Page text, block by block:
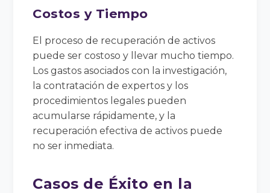
Costos y Tiempo
El proceso de recuperación de activos
puede ser costoso y llevar mucho tiempo.
Los gastos asociados con la investigación,
la contratación de expertos y los
procedimientos legales pueden
acumularse rápidamente, y la
recuperación efectiva de activos puede
no ser inmediata.
Casos de Éxito en la